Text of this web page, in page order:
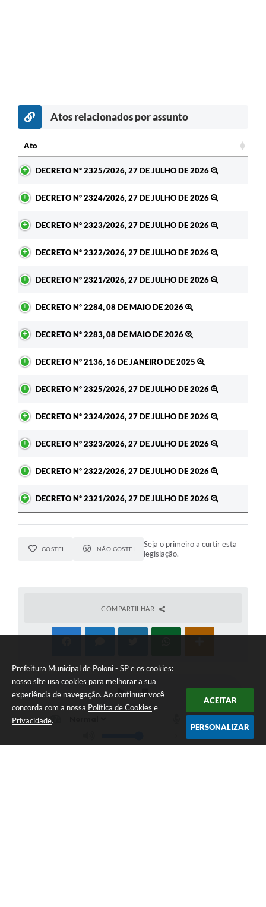
Prefeitura Municipal de Poloni - SP e os cookies:
nosso site usa cookies para melhorar a sua
experiência de navegação. Ao continuar você
concorda com a nossa Política de Cookies e
Privacidade.
ACEITAR
PERSONALIZAR
Atos relacionados por assunto
Ato
DECRETO Nº 2325/2026, 27 DE JULHO DE 2026
DECRETO Nº 2324/2026, 27 DE JULHO DE 2026
DECRETO Nº 2323/2026, 27 DE JULHO DE 2026
DECRETO Nº 2322/2026, 27 DE JULHO DE 2026
DECRETO Nº 2321/2026, 27 DE JULHO DE 2026
DECRETO Nº 2284, 08 DE MAIO DE 2026
DECRETO Nº 2283, 08 DE MAIO DE 2026
DECRETO Nº 2136, 16 DE JANEIRO DE 2025
DECRETO Nº 2325/2026, 27 DE JULHO DE 2026
DECRETO Nº 2324/2026, 27 DE JULHO DE 2026
DECRETO Nº 2323/2026, 27 DE JULHO DE 2026
DECRETO Nº 2322/2026, 27 DE JULHO DE 2026
DECRETO Nº 2321/2026, 27 DE JULHO DE 2026
GOSTEI NÃO GOSTEI
Seja o primeiro a curtir esta
legislação.
COMPARTILHAR